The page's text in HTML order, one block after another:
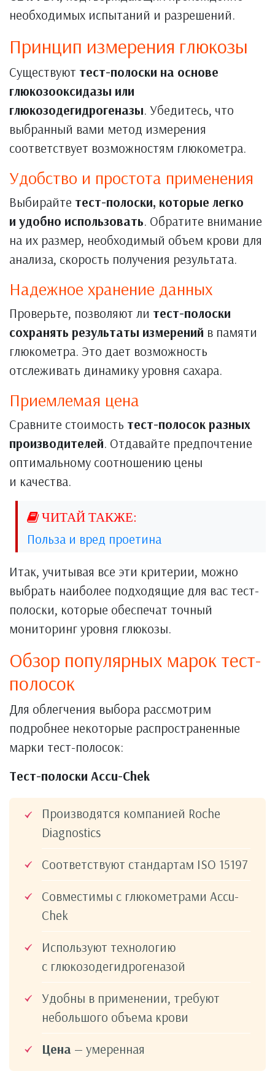
необходимых испытаний и разрешений.
Принцип измерения глюкозы
Существуют тест-полоски на основе
глюкозооксидазы или
глюкозодегидрогеназы. Убедитесь, что
выбранный вами метод измерения
соответствует возможностям глюкометра.
Удобство и простота применения
Выбирайте тест-полоски, которые легко
и удобно использовать. Обратите внимание
на их размер, необходимый объем крови для
анализа, скорость получения результата.
Надежное хранение данных
Проверьте, позволяют ли тест-полоски
сохранять результаты измерений в памяти
глюкометра. Это дает возможность
отслеживать динамику уровня сахара.
Приемлемая цена
Сравните стоимость тест-полосок разных
производителей. Отдавайте предпочтение
оптимальному соотношению цены
и качества.
Польза и вред проетина
Итак, учитывая все эти критерии, можно
выбрать наиболее подходящие для вас тест-
полоски, которые обеспечат точный
мониторинг уровня глюкозы.
Обзор популярных марок тест-
полосок
Для облегчения выбора рассмотрим
подробнее некоторые распространенные
марки тест-полосок:
Тест-полоски Accu-Chek
Производятся компанией Roche
Diagnostics
Соответствуют стандартам ISO 15197
Совместимы с глюкометрами Accu-
Chek
Используют технологию
с глюкозодегидрогеназой
Удобны в применении, требуют
небольшого объема крови
Цена — умеренная